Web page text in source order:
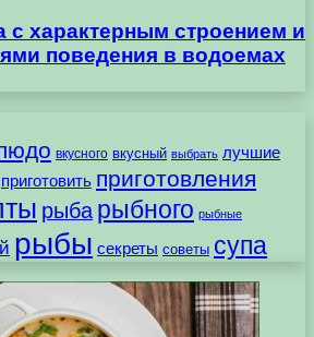
с характерным строением и
поведения в водоемах
вкусного вкусный выбрать лучшие
приготовить приготовления
рыба рыбного рыбные
рыбы секреты советы супа